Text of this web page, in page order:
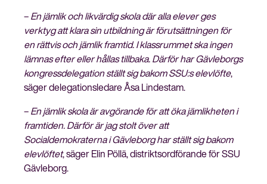
–En jämlik och likvärdig skola där alla elever ges
verktyg att klara sin utbildning är förutsättningen för
en rättvis och jämlik framtid. I klassrummet ska ingen
lämnas efter eller hållas tillbaka. Därför har Gävleborgs
kongressdelegation ställt sig bakom SSU:s elevlöfte,
säger delegationsledare Åsa Lindestam.
–En jämlik skola är avgörande för att öka jämlikheten i
framtiden. Därför är jag stolt över att
Socialdemokraterna i Gävleborg har ställt sig bakom
elevlöftet, säger Elin Pöllä, distriktsordförande för SSU
Gävleborg.